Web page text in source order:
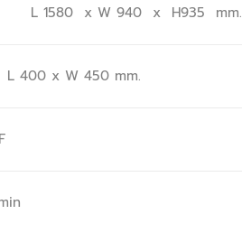
L 1580 x W 940 x H935 mm.
400 x W 450 mm.